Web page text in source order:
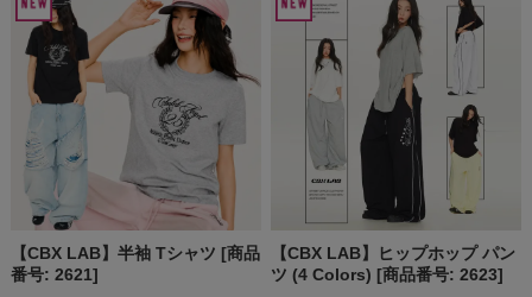
【CBX LAB】半袖 Tシャツ [商品
番号: 2621]
【CBX LAB】ヒップホップ パン
ツ (4 Colors) [商品番号: 2623]